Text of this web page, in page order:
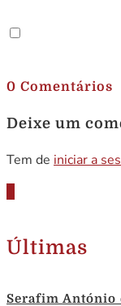
0 Comentários
Deixe um
Tem de iniciar a
Últimas
Serafim António